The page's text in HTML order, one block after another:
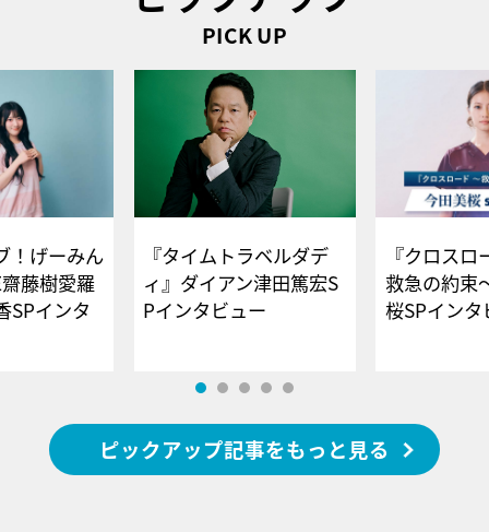
PICK UP
！げーみん
藤樹愛羅
SPインタ
『タイムトラベルダデ
ィ』ダイアン津田篤宏S
Pインタビュー
『クロス
救急の約束
桜SPイ
ピックアップ記事をもっと見る